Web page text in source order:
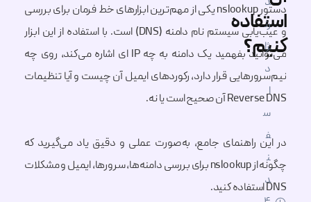
استفاده
کنیم؟
رن
ژا
د
ا
س
ف
ن
د
دستور nslookup یکی از مهم‌ترین ابزارهای خط فرمان برای بررسی
و عیب‌یابی سیستم نام دامنه (DNS) است. با استفاده از این ابزار
می‌توانید بفهمید یک دامنه به چه IP ای اشاره می‌کند، روی چه
نیم‌سرورهایی قرار دارد، رکوردهای ایمیل آن چیست و آیا تنظیمات
Reverse DNS آن صحیح است یا نه.
در این راهنمای جامع، به‌صورت عملی و دقیق یاد می‌گیرید که
چگونه از nslookup برای بررسی دامنه‌ها، سرورها، ایمیل و مشکلات
DNS استفاده کنید.
معرفی کسب و کار
سایر مقالات